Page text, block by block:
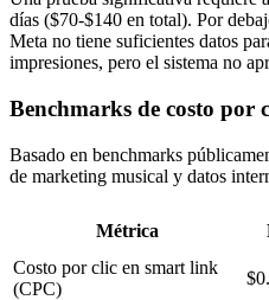
días ($70-$140 en total). Por
Meta no tiene suficientes datos
impresiones, pero el sistema no
Benchmarks de costo por
Basado en benchmarks
de marketing musical y datos
Métrica
Costo por clic en smart link
(CPC)